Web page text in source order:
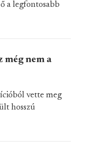
a legfontosabb
még nem a
vette meg
hosszú